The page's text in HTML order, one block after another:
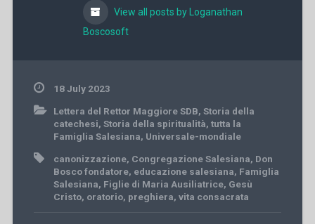
View all posts by Loganathan
Boscosoft
18 July 2023
Lettera del Rettor Maggiore SDB, Storia della
catechesi, Storia della spiritualità, tutta la
Famiglia Salesiana, Universale-mondiale
canonizzazione, Congregazione Salesiana, Don
Bosco fondatore, educazione salesiana, Famiglia
Salesiana, Figlie di Maria Ausiliatrice, Gesù
Cristo, oratorio, preghiera, vita consacrata